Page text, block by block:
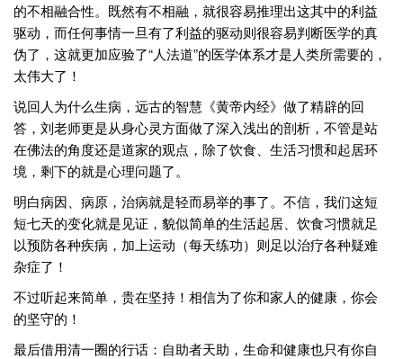
的不相融合性。既然有不相融，就很容易推理出这其中的利益
驱动，而任何事情一旦有了利益的驱动则很容易判断医学的真
伪了，这就更加应验了“人法道”的医学体系才是人类所需要的，
太伟大了！
说回人为什么生病，远古的智慧《黄帝内经》做了精辟的回
答，刘老师更是从身心灵方面做了深入浅出的剖析，不管是站
在佛法的角度还是道家的观点，除了饮食、生活习惯和起居环
境，剩下的就是心理问题了。
明白病因、病原，治病就是轻而易举的事了。不信，我们这短
短七天的变化就是见证，貌似简单的生活起居、饮食习惯就足
以预防各种疾病，加上运动（每天练功）则足以治疗各种疑难
杂症了！
不过听起来简单，贵在坚持！相信为了你和家人的健康，你会
的坚守的！
最后借用清一圈的行话：自助者天助，生命和健康也只有你自